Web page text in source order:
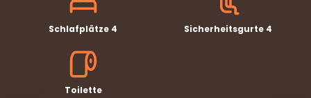
Schlafplätze 4 Sicherheitsgurte 4
Toilette